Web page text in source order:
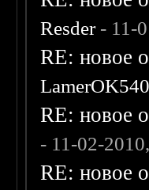
Resder- 11-
RE: новое
LamerOK540
RE: новое
- 11-02-
RE: новое